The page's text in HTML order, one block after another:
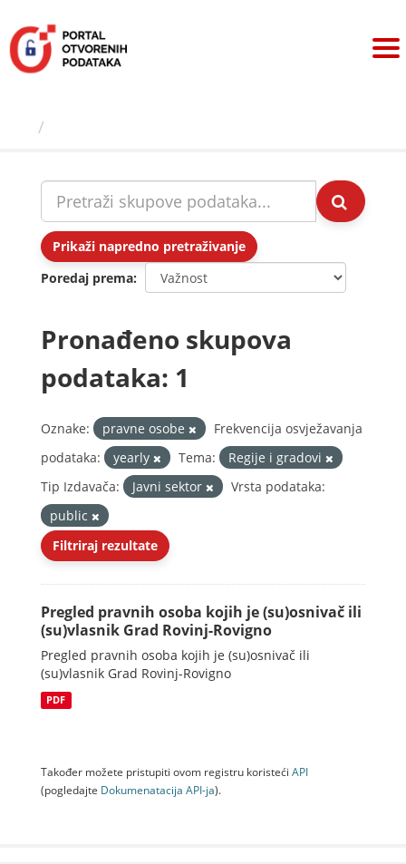
sadržaj
Prikaži napredno pretraživanje
Poredaj prema
Pronađeno skupova
podataka: 1
Oznake: pravne osobe
Frekvencija osvježavanja
podataka:
yearly Tema:
Regije i gradovi
Tip Izdavača:
Javni sektor
Vrsta podataka:
public
Filtriraj rezultate
Pregled pravnih osoba kojih je (su)osnivač ili
(su)vlasnik Grad Rovinj-Rovigno
Pregled pravnih osoba kojih je (su)osnivač ili
(su)vlasnik Grad Rovinj-Rovigno
PDF
Također možete pristupiti ovom registru koristeći API
(pogledajte Dokumenаtаcijа API-jа).